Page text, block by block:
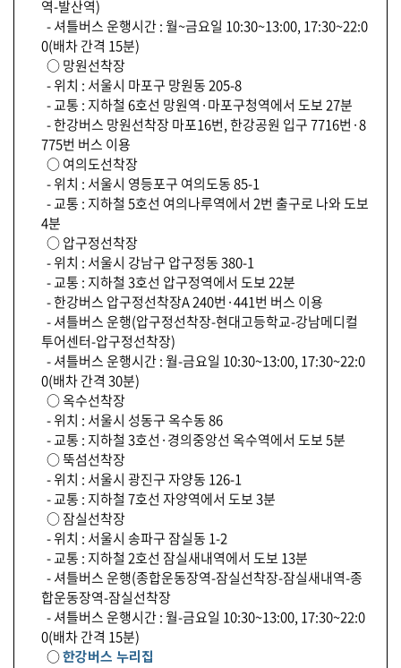
역-발산역)
- 셔틀버스 운행시간 : 월~금요일 10:30~13:00, 17:30~22:0
0(배차 간격 15분)
○ 망원선착장
- 위치 : 서울시 마포구 망원동 205-8
- 교통 : 지하철 6호선 망원역·마포구청역에서 도보 27분
- 한강버스 망원선착장 마포16번, 한강공원 입구 7716번·8
775번 버스 이용
○ 여의도선착장
- 위치 : 서울시 영등포구 여의도동 85-1
- 교통 : 지하철 5호선 여의나루역에서 2번 출구로 나와 도보
4분
○ 압구정선착장
- 위치 : 서울시 강남구 압구정동 380-1
- 교통 : 지하철 3호선 압구정역에서 도보 22분
- 한강버스 압구정선착장A 240번·441번 버스 이용
- 셔틀버스 운행(압구정선착장-현대고등학교-강남메디컬
투어센터-압구정선착장)
- 셔틀버스 운행시간 : 월-금요일 10:30~13:00, 17:30~22:0
0(배차 간격 30분)
○ 옥수선착장
- 위치 : 서울시 성동구 옥수동 86
- 교통 : 지하철 3호선·경의중앙선 옥수역에서 도보 5분
○ 뚝섬선착장
- 위치 : 서울시 광진구 자양동 126-1
- 교통 : 지하철 7호선 자양역에서 도보 3분
○ 잠실선착장
- 위치 : 서울시 송파구 잠실동 1-2
- 교통 : 지하철 2호선 잠실새내역에서 도보 13분
- 셔틀버스 운행(종합운동장역-잠실선착장-잠실새내역-종
합운동장역-잠실선착장
- 셔틀버스 운행시간 : 월-금요일 10:30~13:00, 17:30~22:0
0(배차 간격 15분)
○한강버스 누리집